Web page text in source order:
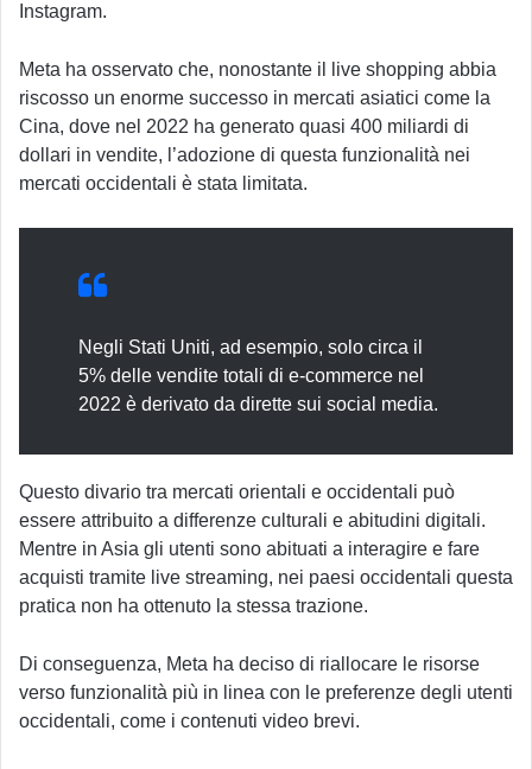
Instagram.
Meta ha osservato che, nonostante il live shopping abbia
riscosso un enorme successo in mercati asiatici come la
Cina, dove nel 2022 ha generato quasi 400 miliardi di
dollari in vendite, l’adozione di questa funzionalità nei
mercati occidentali è stata limitata.
Negli Stati Uniti, ad esempio, solo circa il
5% delle vendite totali di e-commerce nel
2022 è derivato da dirette sui social media.
Questo divario tra mercati orientali e occidentali può
essere attribuito a differenze culturali e abitudini digitali.
Mentre in Asia gli utenti sono abituati a interagire e fare
acquisti tramite live streaming, nei paesi occidentali questa
pratica non ha ottenuto la stessa trazione.
Di conseguenza, Meta ha deciso di riallocare le risorse
verso funzionalità più in linea con le preferenze degli utenti
occidentali, come i contenuti video brevi.